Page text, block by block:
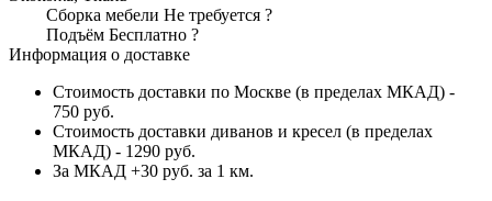
Сборка мебели Не требуется ?
Подъём Бесплатно ?
Информация о доставке
Стоимость доставки по Москве (в пределах МКАД) -
750 руб.
Стоимость доставки диванов и кресел (в пределах
МКАД) - 1290 руб.
За МКАД +30 руб. за 1 км.